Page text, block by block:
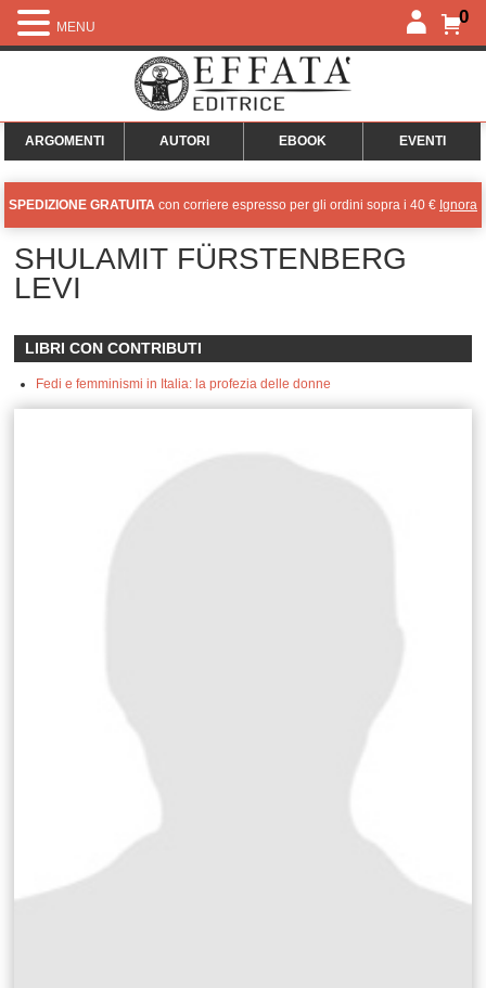
0
ARGOMENTI AUTORI EBOOK EVENTI
SPEDIZIONE GRATUITA con corriere espresso per gli ordini sopra i 40 € Ignora
SHULAMIT FÜRSTENBERG
LEVI
LIBRI CON CONTRIBUTI
Fedi e femminismi in Italia: la profezia delle donne
MENU